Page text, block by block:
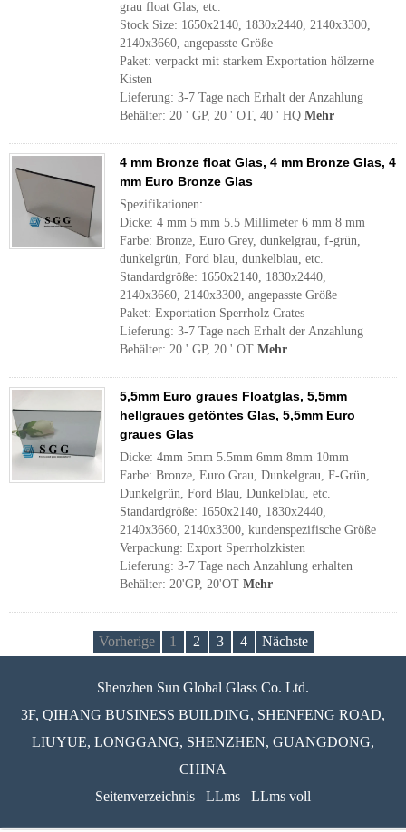
grau float Glas, etc.
Stock Size: 1650x2140, 1830x2440, 2140x3300,
2140x3660, angepasste Größe
Paket: verpackt mit starkem Exportation hölzerne
Kisten
Lieferung: 3-7 Tage nach Erhalt der Anzahlung
Behälter: 20 ' GP, 20 ' OT, 40 ' HQ Mehr
4 mm Bronze float Glas, 4 mm Bronze Glas, 4
mm Euro Bronze Glas
Spezifikationen:
Dicke: 4 mm 5 mm 5.5 Millimeter 6 mm 8 mm
Farbe: Bronze, Euro Grey, dunkelgrau, f-grün,
dunkelgrün, Ford blau, dunkelblau, etc.
Standardgröße: 1650x2140, 1830x2440,
2140x3660, 2140x3300, angepasste Größe
Paket: Exportation Sperrholz Crates
Lieferung: 3-7 Tage nach Erhalt der Anzahlung
Behälter: 20 ' GP, 20 ' OT Mehr
5,5mm Euro graues Floatglas, 5,5mm
hellgraues getöntes Glas, 5,5mm Euro
graues Glas
Dicke: 4mm 5mm 5.5mm 6mm 8mm 10mm
Farbe: Bronze, Euro Grau, Dunkelgrau, F-Grün,
Dunkelgrün, Ford Blau, Dunkelblau, etc.
Standardgröße: 1650x2140, 1830x2440,
2140x3660, 2140x3300, kundenspezifische Größe
Verpackung: Export Sperrholzkisten
Lieferung: 3-7 Tage nach Anzahlung erhalten
Behälter: 20'GP, 20'OT Mehr
Vorherige 1 2 3 4 Nächste
Shenzhen Sun Global Glass Co. Ltd.
3F, QIHANG BUSINESS BUILDING, SHENFENG ROAD,
LIUYUE, LONGGANG, SHENZHEN, GUANGDONG,
CHINA
Seitenverzeichnis
LLms LLms voll